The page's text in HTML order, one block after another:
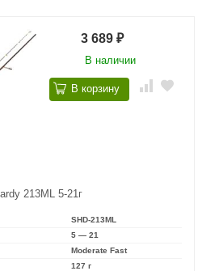
213ML 5-21г
SHD-213ML
5 — 21
Moderate Fast
127 г
3 689 ₽
В наличии
В корзину